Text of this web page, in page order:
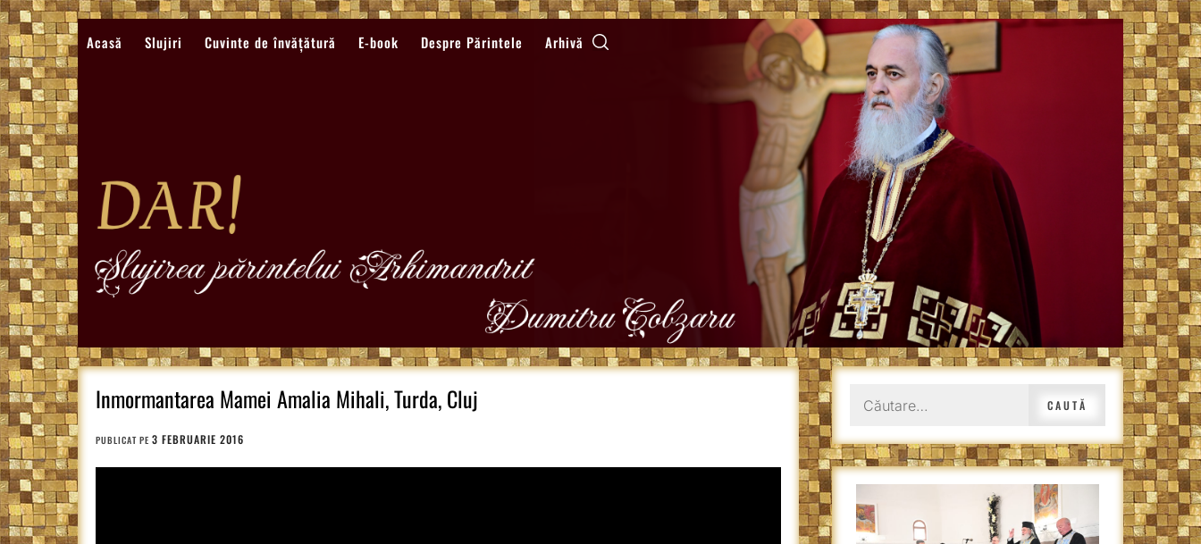
Sari
la
conținut
Acasă Slujiri Cuvinte de învățătură E-book Despre Părintele Arhivă
Inmormantarea Mamei Amalia Mihali, Turda, Cluj
PUBLICAT PE 3 FEBRUARIE 2016
după: